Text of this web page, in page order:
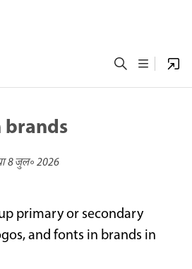
8 जुल॰ 2026
primary or secondary
and fonts in brands in